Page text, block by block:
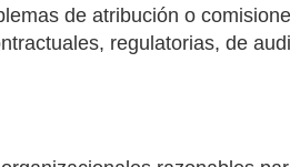
de atribución o
regulatorias, de